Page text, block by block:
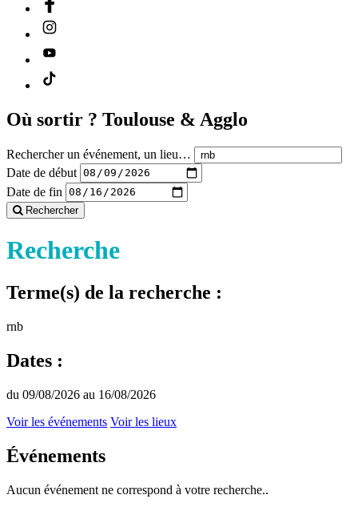
Où sortir ? Toulouse & Agglo
Rechercher un événement, un lieu…
Date de début
Date de fin
Rechercher
Recherche
Terme(s) de la recherche :
rnb
Dates :
du 09/08/2026 au 16/08/2026
Voir les événements Voir les lieux
Événements
Aucun événement ne correspond à votre recherche..